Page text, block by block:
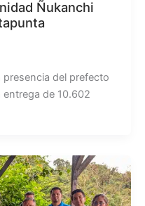
Ñukanchi
presencia del prefecto
entrega de 10.602